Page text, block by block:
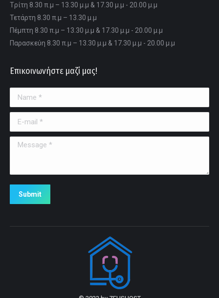
Tρίτη 8.30 π.μ – 13.30 μ.μ & 17.30 μ.μ - 20.00 μ.μ
Τετάρτη 8.30 π.μ – 13.30 μ.μ
Πέμπτη 8.30 π.μ – 13.30 μ.μ & 17.30 μ.μ - 20.00 μ.μ
Παρασκεύη 8.30 π.μ – 13.30 μ.μ & 17.30 μ.μ - 20.00 μ.μ
Επικοινωνήστε μαζί μας!
Name *
E-mail *
Message *
Submit